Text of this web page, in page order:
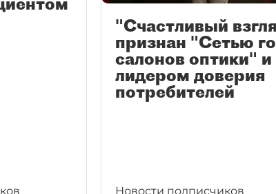
"Счастливый
признан "Сетью
салонов оптики" и
лидером доверия
потребителей
Новости подписчиков